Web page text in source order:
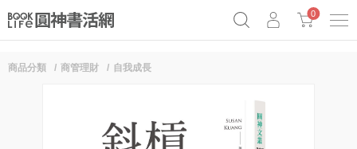
0
商品分類 商管理財 自我成長